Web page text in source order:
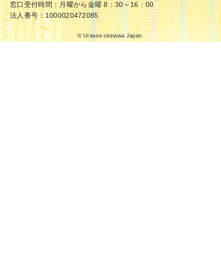
窓口受付時間：月曜から金曜 8：30～16：00
法人番号：1000020472085
© Urasoe okinawa Japan.